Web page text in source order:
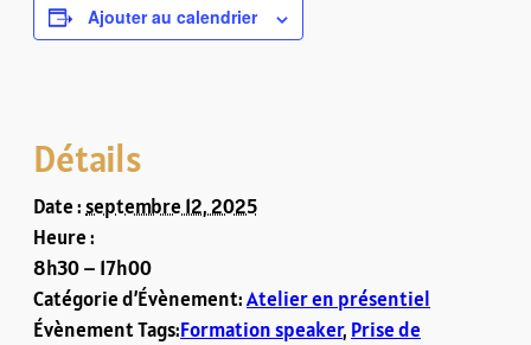
Ajouter au calendrier
Détails
Date :septembre 12, 2025
Heure :
8h30 – 17h00
Catégorie d’Évènement:Atelier en présentiel
Évènement Tags:Formation speaker, Prise de